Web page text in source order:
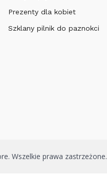
Prezenty dla kobiet
Szklany pilnik do paznokci
Wszelkie prawa zastrzeżone.